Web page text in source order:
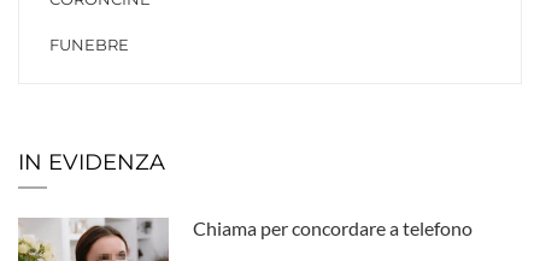
FUNEBRE
IN EVIDENZA
Chiama per concordare a telefono